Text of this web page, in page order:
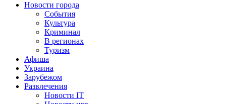
Новости города
События
Культура
Криминал
В регионах
Туризм
Афиша
Украина
Зарубежом
Развлечения
Новости IT